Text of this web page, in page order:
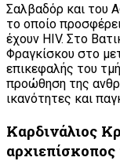
Σαλβαδόρ και του
το οποίο
έχουν HIV. Στο
Φραγκίσκου στο
επικεφαλής του
προώθηση της
ικανότητες και
Καρδινάλιος